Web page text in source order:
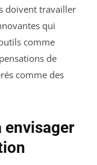
doivent travailler
qui
comme
de
comme des
envisager